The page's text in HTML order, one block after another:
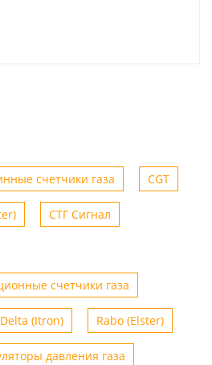
счетчики газа CGT
СТГ Сигнал
счетчики газа
Delta (Itron) Rabo (Elster)
давления газа